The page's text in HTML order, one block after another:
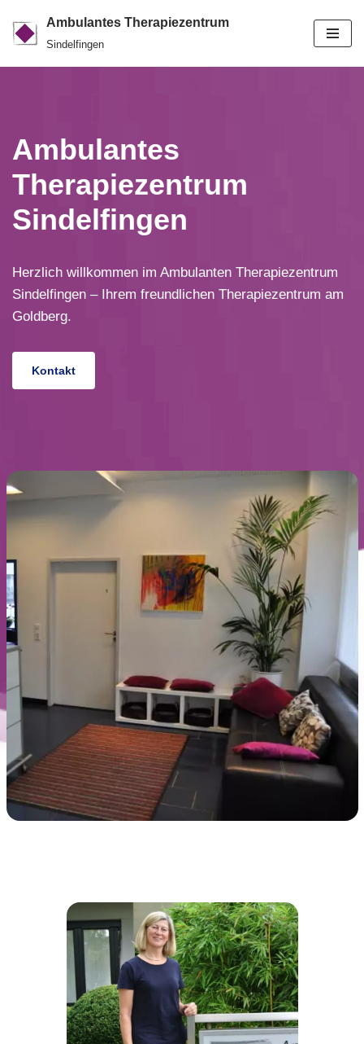
Zum
Inhalt
Ambulantes Therapiezentrum
Sindelfingen
Ambulantes
Therapiezentrum
Sindelfingen
Herzlich willkommen im Ambulanten Therapiezentrum
Sindelfingen – Ihrem freundlichen Therapiezentrum am
Goldberg.
Kontakt